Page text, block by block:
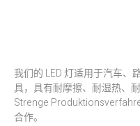
我们的 LED 灯适用于汽车、
具，具有耐摩擦、耐湿热、
Strenge
合作。